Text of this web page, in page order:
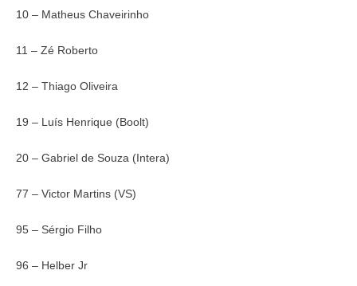
10 – Matheus Chaveirinho
11 – Zé Roberto
12 – Thiago Oliveira
19 – Luís Henrique (Boolt)
20 – Gabriel de Souza (Intera)
77 – Victor Martins (VS)
95 – Sérgio Filho
96 – Helber Jr